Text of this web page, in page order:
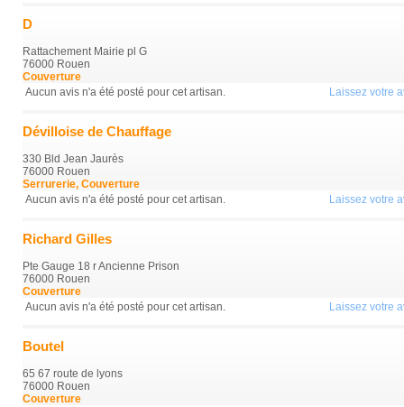
D
Rattachement Mairie pl G
76000 Rouen
Couverture
Aucun avis n'a été posté pour cet artisan.
Laissez votre
Dévilloise de Chauffage
330 Bld Jean Jaurès
76000 Rouen
Serrurerie, Couverture
Aucun avis n'a été posté pour cet artisan.
Laissez votre
Richard Gilles
Pte Gauge 18 r Ancienne Prison
76000 Rouen
Couverture
Aucun avis n'a été posté pour cet artisan.
Laissez votre
Boutel
65 67 route de lyons
76000 Rouen
Couverture